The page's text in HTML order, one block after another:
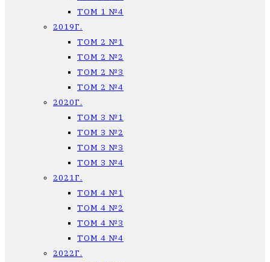
ТОМ 1 №4
2019Г.
ТОМ 2 №1
ТОМ 2 №2
ТОМ 2 №3
ТОМ 2 №4
2020Г.
ТОМ 3 №1
ТОМ 3 №2
ТОМ 3 №3
ТОМ 3 №4
2021Г.
ТОМ 4 №1
ТОМ 4 №2
ТОМ 4 №3
ТОМ 4 №4
2022Г.